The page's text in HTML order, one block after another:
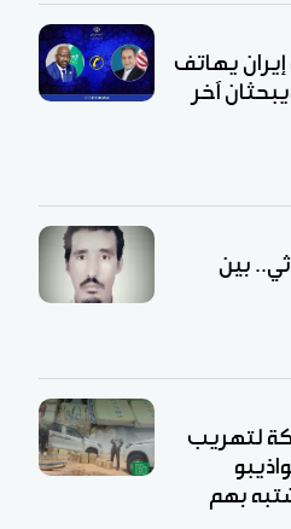
إيران يهاتف
آخر
بين
لتهريب
بهم